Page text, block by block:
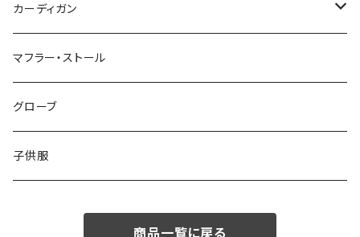
50/XL～
48/L
50/XL～
46/M
48/L
50/XL～
～44/S
46/M
48/L
50/XL～
カーディガン
～44/S
46/M
48/L
マフラー・ストール
グローブ
子供服
商品一覧に戻る